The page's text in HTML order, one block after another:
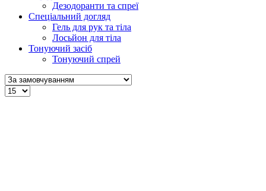
Дезодоранти та спреї
Спеціальний догляд
Гель для рук та тіла
Лосьйон для тіла
Тонуючий засіб
Тонуючий спрей